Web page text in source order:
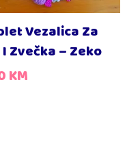
Vezalica Za
I Zvečka – Zeko
KM